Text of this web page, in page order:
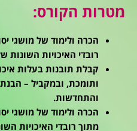
מטרות הקורס:
הכרה ולימוד של מושגי
רובדי האיכויות השונות
קבלת תובנות בעלות
ותומכת, ובמקביל –
והתחדשות.
הכרה ולימוד של מושגי
מתוך רובדי האיכויות